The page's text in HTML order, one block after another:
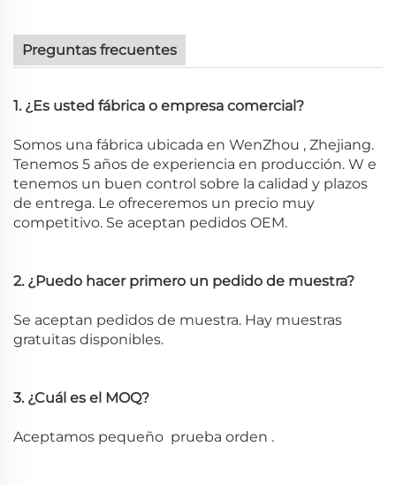
Preguntas frecuentes
1. ¿Es usted fábrica o empresa comercial?
Somos una fábrica ubicada en WenZhou , Zhejiang.
Tenemos 5 años de experiencia en producción. W e
tenemos un buen control sobre la calidad y plazos
de entrega. Le ofreceremos un precio muy
competitivo. Se aceptan pedidos OEM.
2. ¿Puedo hacer primero un pedido de muestra?
Se aceptan pedidos de muestra. Hay muestras
gratuitas disponibles.
3. ¿Cuál es el MOQ?
Aceptamos pequeño prueba orden .